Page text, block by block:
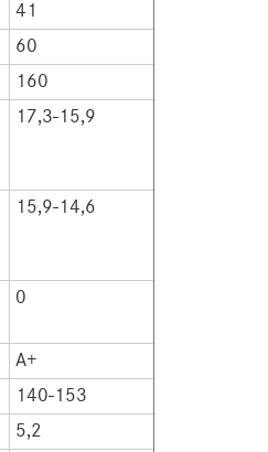
41
60
160
17,3-15,9
15,9-14,6
0
A+
140-153
5,2